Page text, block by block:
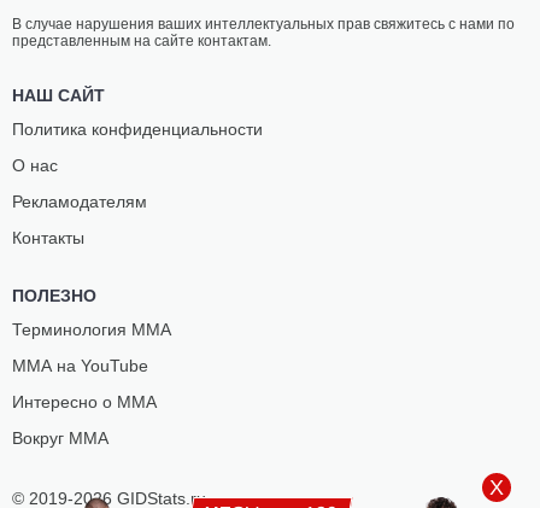
© 2019-2026 GIDStats.ru
В случае нарушения ваших интеллектуальных прав свяжитесь с нами по
представленным на сайте контактам.
НАШ САЙТ
Политика конфиденциальности
О нас
Рекламодателям
Контакты
ПОЛЕЗНО
Терминология ММА
ММА на YouTube
Интересно о ММА
Вокруг ММА
X